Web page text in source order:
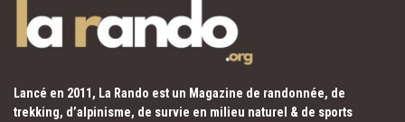
Lancé en 2011, La Rando est un Magazine de randonnée, de
trekking, d’alpinisme, de survie en milieu naturel & de sports